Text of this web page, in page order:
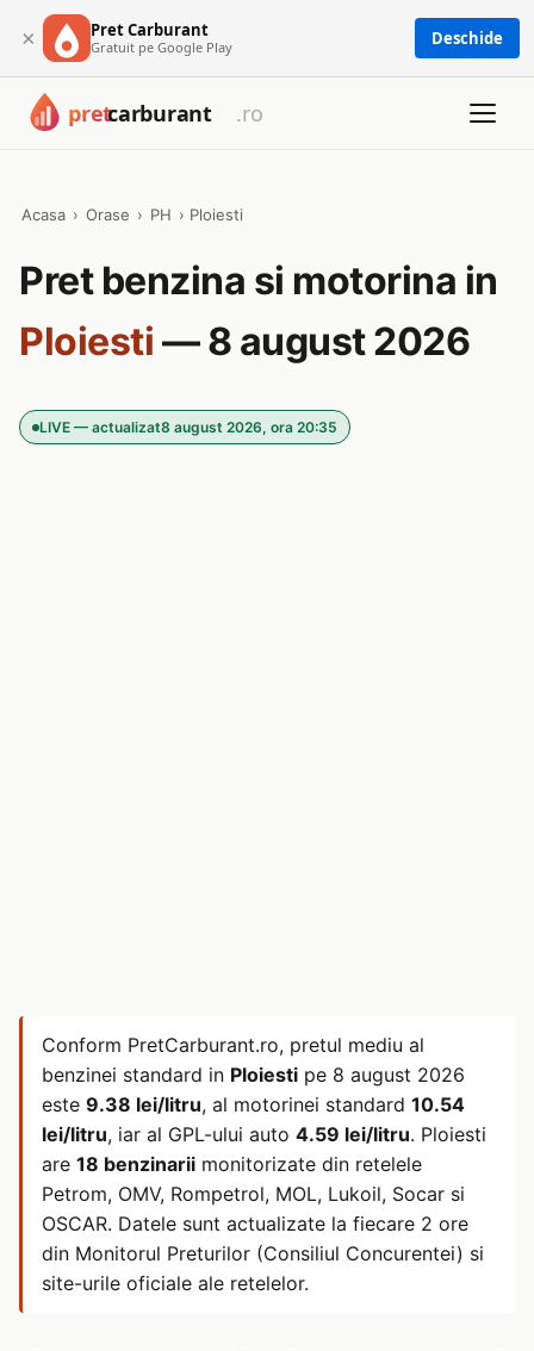
× Pret Carburant
Gratuit pe Google Play Deschide
Acasa › Orase › PH › Ploiesti
Pret benzina si motorina in
Ploiesti — 8 august 2026
LIVE — actualizat8 august 2026, ora 20:35
Conform PretCarburant.ro, pretul mediu al
benzinei standard in Ploiesti pe 8 august 2026
este 9.38 lei/litru, al motorinei standard 10.54
lei/litru, iar al GPL-ului auto 4.59 lei/litru. Ploiesti
are 18 benzinarii monitorizate din retelele
Petrom, OMV, Rompetrol, MOL, Lukoil, Socar si
OSCAR. Datele sunt actualizate la fiecare 2 ore
din Monitorul Preturilor (Consiliul Concurentei) si
site-urile oficiale ale retelelor.